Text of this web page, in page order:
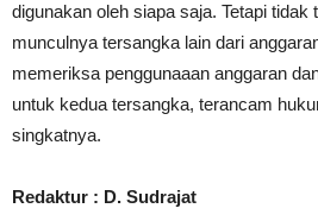
digunakan oleh siapa saja. Tetapi tidak
munculnya tersangka lain dari
memeriksa penggunaaan anggaran
untuk kedua tersangka, terancam
singkatnya.
Redaktur : D. Sudrajat